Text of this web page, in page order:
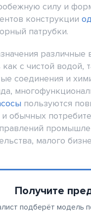
силу и
конструкции
патрубки.
различные
как с чистой
соединения и
пользуются
и обычных
малого
Получите
подберёт модель